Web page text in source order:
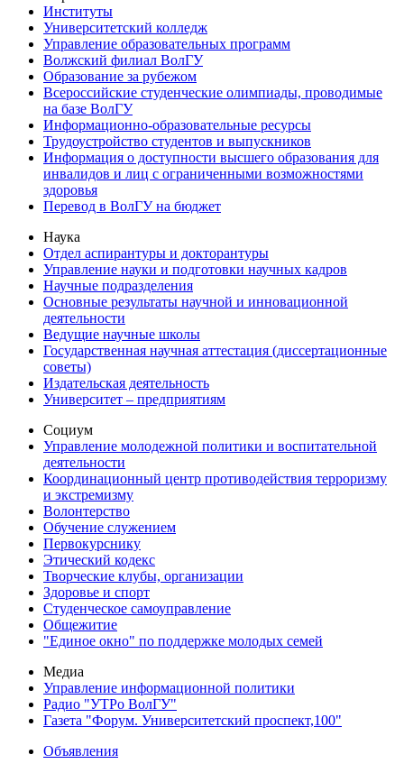
Институты
Университетский колледж
Управление образовательных программ
Волжский филиал ВолГУ
Образование за рубежом
Всероссийские студенческие олимпиады, проводимые
на базе ВолГУ
Информационно-образовательные ресурсы
Трудоустройство студентов и выпускников
Информация о доступности высшего образования для
инвалидов и лиц с ограниченными возможностями
здоровья
Перевод в ВолГУ на бюджет
Наука
Отдел аспирантуры и докторантуры
Управление науки и подготовки научных кадров
Научные подразделения
Основные результаты научной и инновационной
деятельности
Ведущие научные школы
Государственная научная аттестация (диссертационные
советы)
Издательская деятельность
Университет – предприятиям
Социум
Управление молодежной политики и воспитательной
деятельности
Координационный центр противодействия терроризму
и экстремизму
Волонтерство
Обучение служением
Первокурснику
Этический кодекс
Творческие клубы, организации
Здоровье и спорт
Студенческое самоуправление
Общежитие
"Единое окно" по поддержке молодых семей
Медиа
Управление информационной политики
Радио "УТРо ВолГУ"
Газета "Форум. Университетский проспект,100"
Объявления